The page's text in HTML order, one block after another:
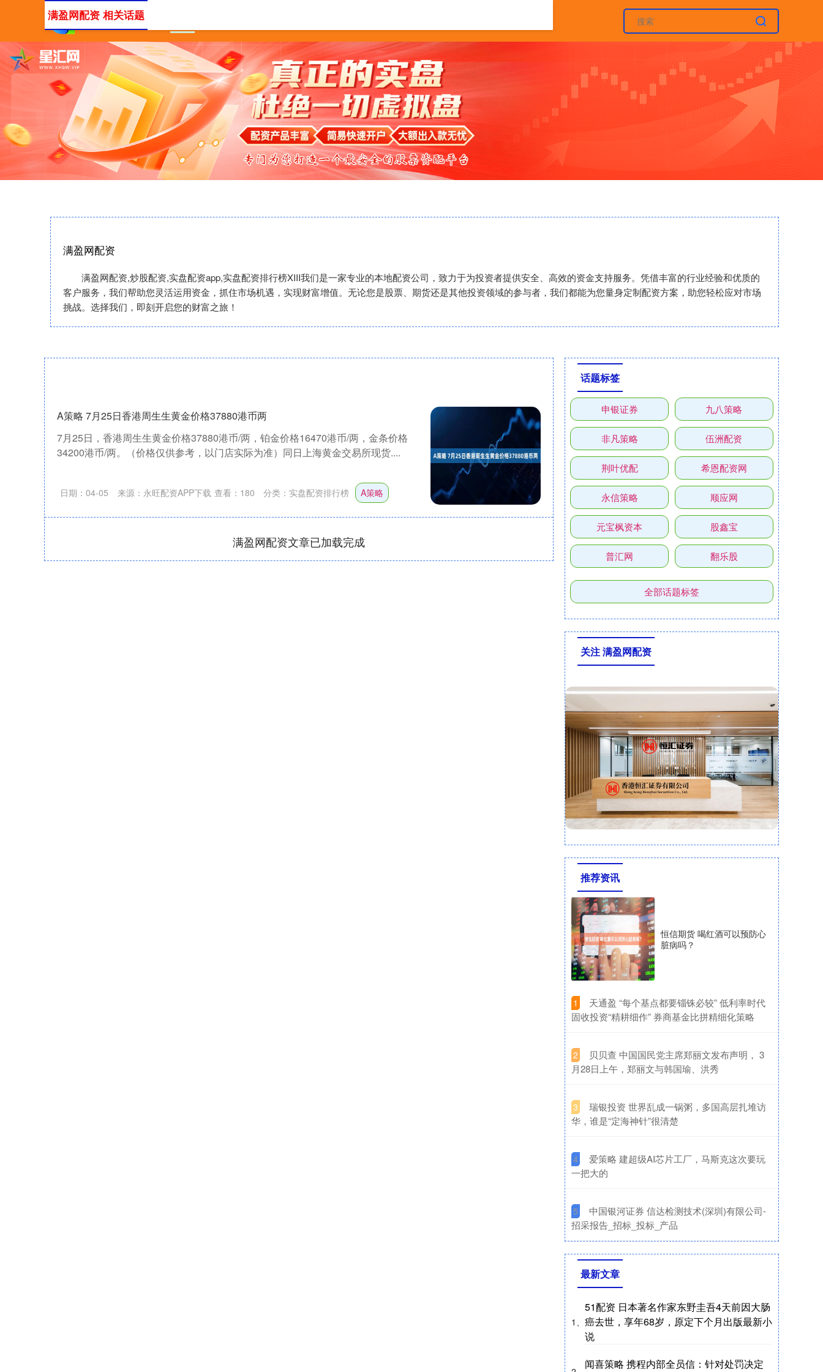
满盈网配资
满盈网配资,炒股配资,实盘配资app,实盘配资排行榜XIII‌我们是一家专业的本地配资公司，致力于为投资者提供安全、高效的资金支持服务。凭借丰富的行业经验和优质的
客户服务，我们帮助您灵活运用资金，抓住市场机遇，实现财富增值。无论您是股票、期货还是其他投资领域的参与者，我们都能为您量身定制配资方案，助您轻松应对市场
挑战。选择我们，即刻开启您的财富之旅！
满盈网配资 相关话题
A策略 7月25日香港周生生黄金价格37880港币两
7月25日，香港周生生黄金价格37880港币/两，铂金价格16470港币/两，金条价格
34200港币/两。（价格仅供参考，以门店实际为准）同日上海黄金交易所现货....
日期：04-05 来源：永旺配资APP下载 查看： 180 分类： 实盘配资排行榜 A策略
满盈网配资文章已加载完成
话题标签
申银证券 九八策略
非凡策略 伍洲配资
荆叶优配 希恩配资网
永信策略 顺应网
元宝枫资本 股鑫宝
普汇网 翻乐股
全部话题标签
关注 满盈网配资
推荐资讯
恒信期货 喝红酒可以预防心
脏病吗？
1
​天通盈 “每个基点都要锱铢必较” 低利率时代
固收投资“精耕细作” 券商基金比拼精细化策略
2
​贝贝查 中国国民党主席郑丽文发布声明， 3
月28日上午，郑丽文与韩国瑜、洪秀
3
​瑞银投资 世界乱成一锅粥，多国高层扎堆访
华，谁是“定海神针”很清楚
4
​爱策略 建超级AI芯片工厂，马斯克这次要玩
一把大的
5
​中国银河证券 信达检测技术(深圳)有限公司-
招采报告_招标_投标_产品
最新文章
1、
51配资 日本著名作家东野圭吾4天前因大肠
癌去世，享年68岁，原定下个月出版最新小
说
闻喜策略 携程内部全员信：针对处罚决定